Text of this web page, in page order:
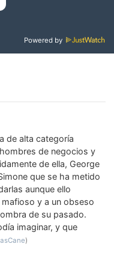
Powered by
de alta categoría
de negocios y
de ella, George
que se ha metido
aunque ello
y a un obseso
de su pasado.
imaginar, y que
)